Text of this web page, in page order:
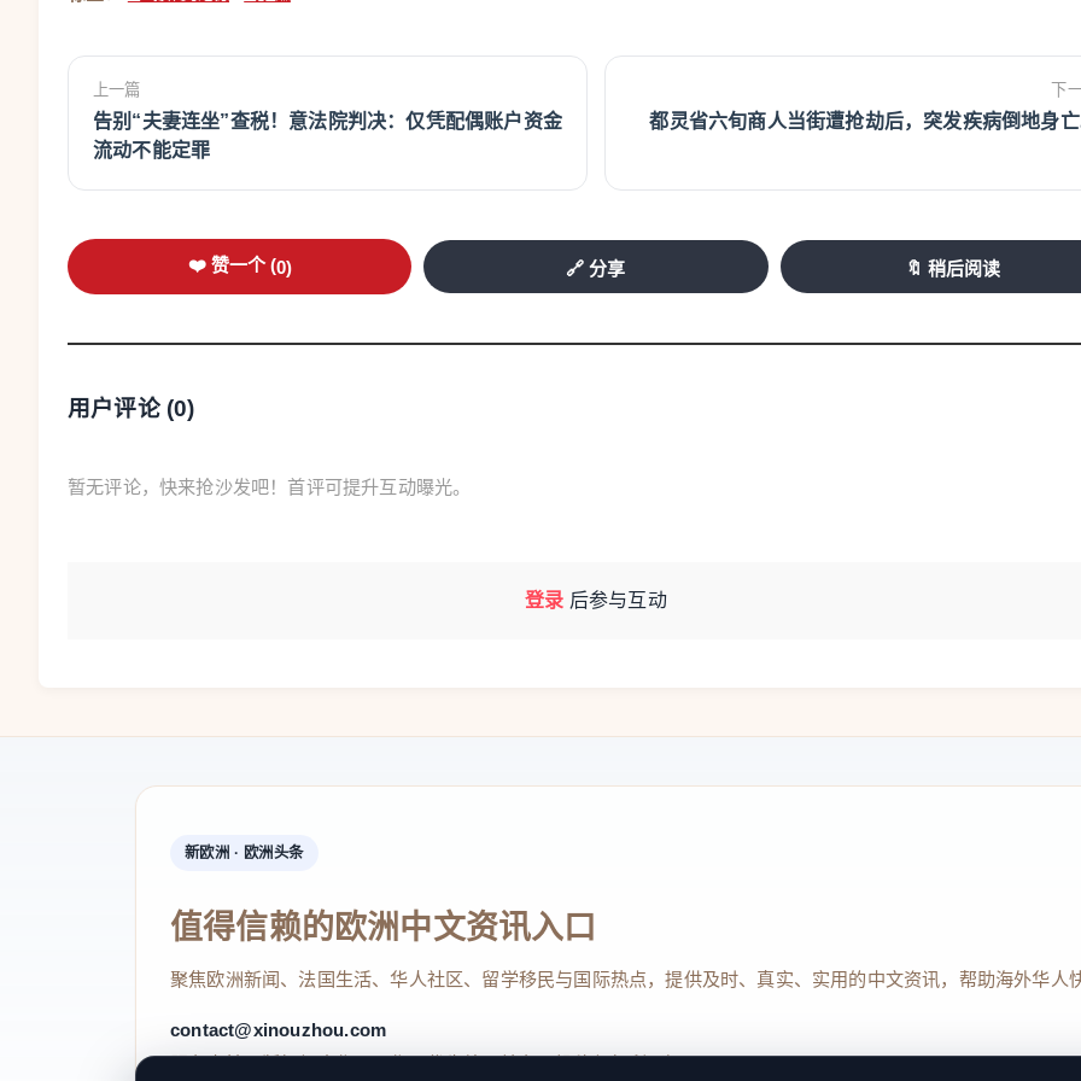
上一篇
告别“夫妻连坐”查税！意法院判决：仅凭配偶账户资金
流动不能定罪
下
都灵省六旬商人当街遭抢劫后，突发疾病倒地身
❤️ 赞一个 (0) 🔗 分享 🔖 稍后阅读
用户评论 (0)
暂无评论，快来抢沙发吧！首评可提升互动曝光。
登录 后参与互动
新欧洲 · 欧洲头条
值得信赖的欧洲中文资讯入口
聚焦欧洲新闻、法国生活、华人社区、留学移民与国际热点，提供及时、真实、实用的中文资讯，帮助海外华人
contact@xinouzhou.com
服务支持、版权与合作：工作日优先处理站务、投稿与权利通知